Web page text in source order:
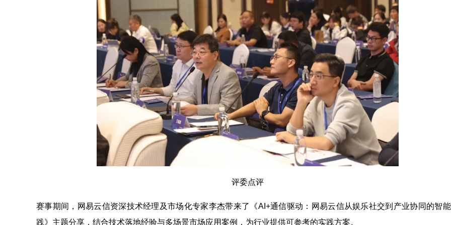
评委点评
赛事期间，网易云信资深技术经理及市场化专家李杰带来了《AI+通信驱动：网易云信从娱乐社交到产业协同的智
践》主题分享，结合技术落地经验与多场景市场应用案例，为行业提供可参考的实践方案。